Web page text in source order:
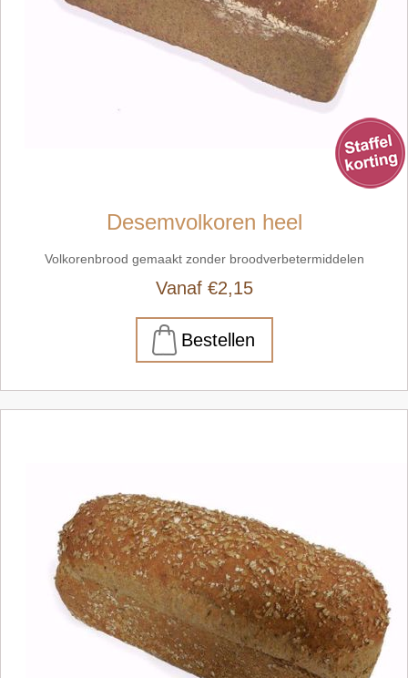
Desemvolkoren heel
Volkorenbrood gemaakt zonder broodverbetermiddelen
Vanaf €2,15